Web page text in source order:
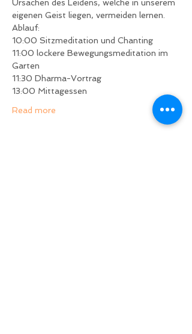
Ursachen des Leidens, welche in unserem
eigenen Geist liegen, vermeiden lernen.
Ablauf:
10:00 Sitzmeditation und Chanting
11:00 lockere Bewegungsmeditation im
Garten
11:30 Dharma-Vortrag
13:00 Mittagessen
Read more